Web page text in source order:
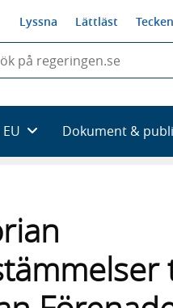
Lyssna Lättläst
Dokument &